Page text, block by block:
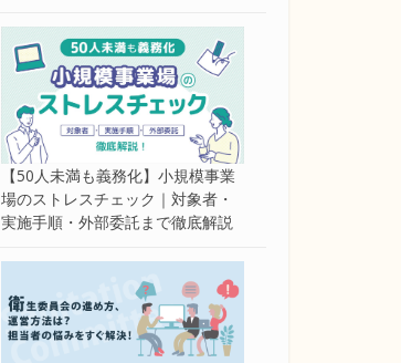
【50人未満も義務化】小規模事業
場のストレスチェック｜対象者・
実施手順・外部委託まで徹底解説